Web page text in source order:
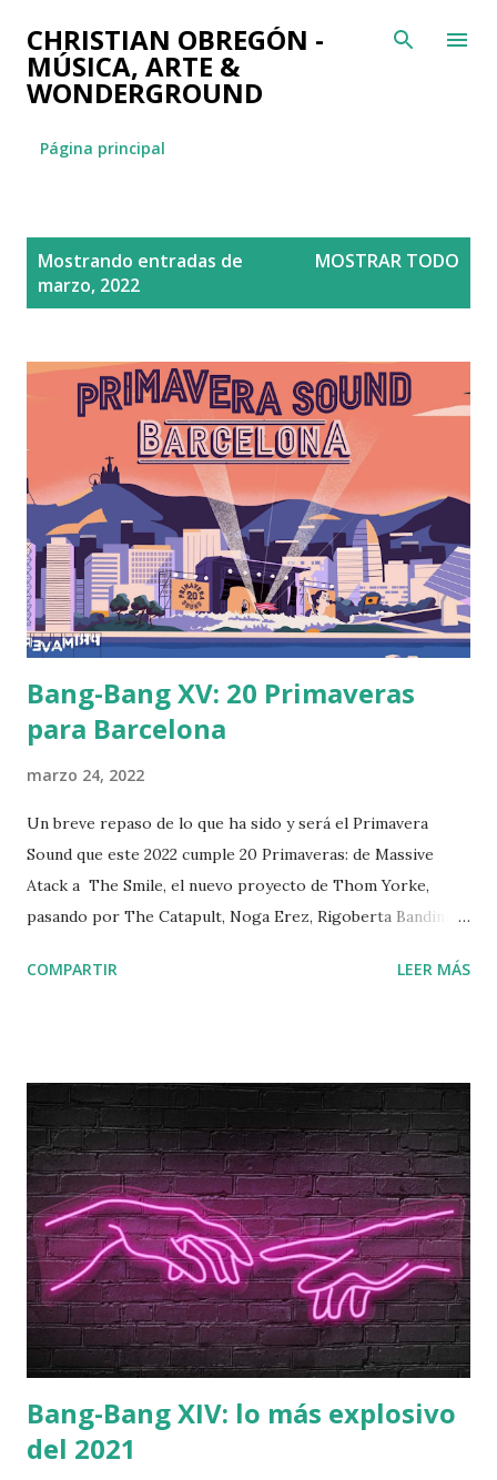
Ir al contenido principal
CHRISTIAN OBREGÓN -
MÚSICA, ARTE &
WONDERGROUND
Página principal
Mostrando entradas de
marzo, 2022
MOSTRAR TODO
Bang-Bang XV: 20 Primaveras
para Barcelona
marzo 24, 2022
Un breve repaso de lo que ha sido y será el Primavera
Sound que este 2022 cumple 20 Primaveras: de Massive
Atack a The Smile, el nuevo proyecto de Thom Yorke,
pasando por The Catapult, Noga Erez, Rigoberta Bandini,
la imagen o aquí para ir al podcast<< Podcast grabado
COMPARTIR LEER MÁS
Bang-Bang XIV: lo más explosivo
del 2021